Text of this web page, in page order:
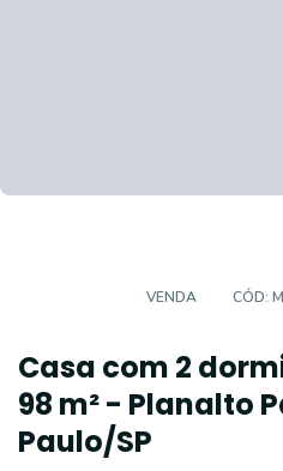
VENDA CÓD:
Casa com 2
98 m² - Planalto
Paulo/SP